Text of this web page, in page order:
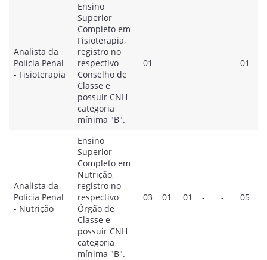
Analista da
Polícia Penal
- Fisioterapia
Ensino
Superior
Completo em
Fisioterapia,
registro no
respectivo
Conselho de
Classe e
possuir CNH
categoria
mínima "B".
01 - - - - 01
Analista da
Polícia Penal
- Nutrição
Ensino
Superior
Completo em
Nutrição,
registro no
respectivo
Órgão de
Classe e
possuir CNH
categoria
mínima "B".
03 01 01 - - 05